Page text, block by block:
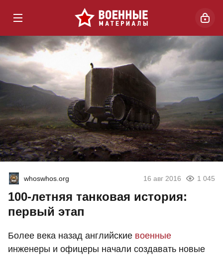
whoswhos.org 16 авг 2016 1 045
100-летняя танковая история:
первый этап
Более века назад английские военные
инженеры и офицеры начали создавать новые